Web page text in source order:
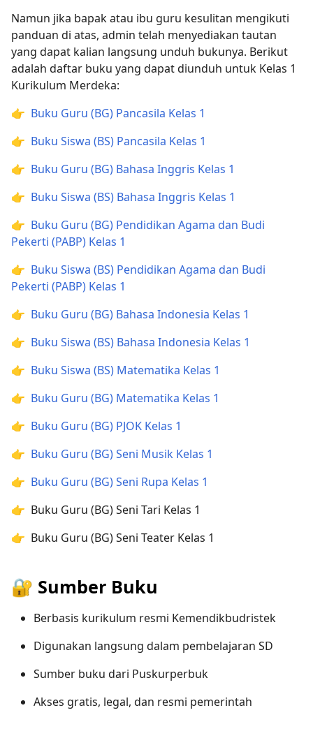
Namun jika bapak atau ibu guru kesulitan mengikuti
panduan di atas, admin telah menyediakan tautan
yang dapat kalian langsung unduh bukunya. Berikut
adalah daftar buku yang dapat diunduh untuk Kelas 1
Kurikulum Merdeka:
👉 Buku Guru (BG) Pancasila Kelas 1
👉 Buku Siswa (BS) Pancasila Kelas 1
👉 Buku Guru (BG) Bahasa Inggris Kelas 1
👉 Buku Siswa (BS) Bahasa Inggris Kelas 1
👉 Buku Guru (BG) Pendidikan Agama dan Budi
Pekerti (PABP) Kelas 1
👉 Buku Siswa (BS) Pendidikan Agama dan Budi
Pekerti (PABP) Kelas 1
👉 Buku Guru (BG) Bahasa Indonesia Kelas 1
👉 Buku Siswa (BS) Bahasa Indonesia Kelas 1
👉 Buku Siswa (BS) Matematika Kelas 1
👉 Buku Guru (BG) Matematika Kelas 1
👉 Buku Guru (BG) PJOK Kelas 1
👉 Buku Guru (BG) Seni Musik Kelas 1
👉 Buku Guru (BG) Seni Rupa Kelas 1
👉 Buku Guru (BG) Seni Tari Kelas 1
👉 Buku Guru (BG) Seni Teater Kelas 1
🔐 Sumber Buku
Berbasis kurikulum resmi Kemendikbudristek
Digunakan langsung dalam pembelajaran SD
Sumber buku dari Puskurperbuk
Akses gratis, legal, dan resmi pemerintah